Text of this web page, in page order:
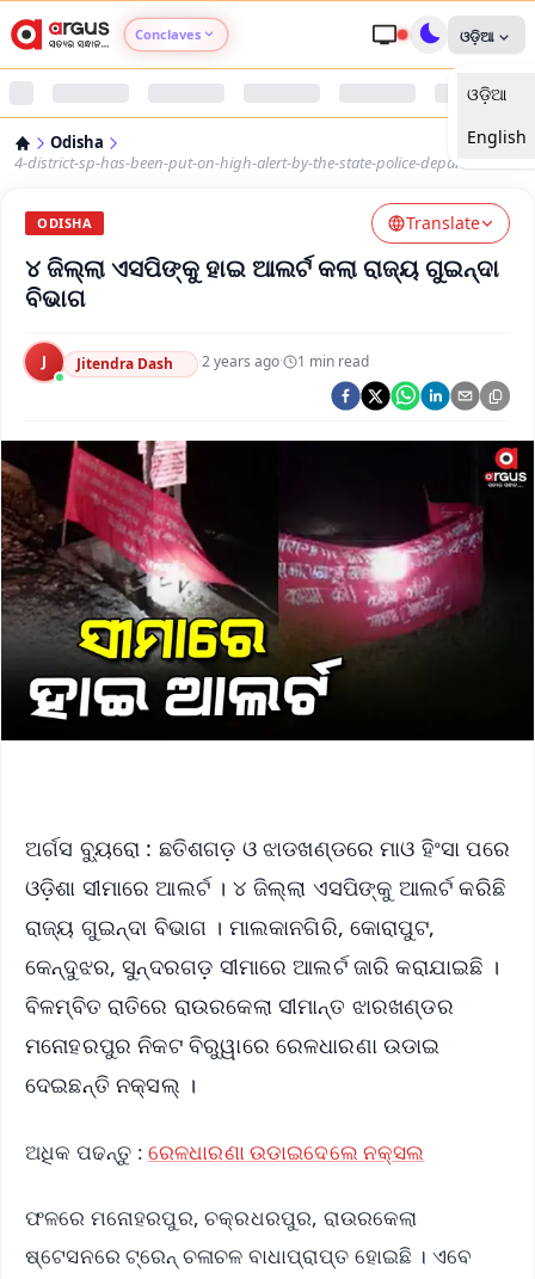
Conclaves
Argus Nari Shakti
Argus Health Connect
Argus Swaad Odisha
Argus Chalo Dekhein Apna Desh
ଓଡ଼ିଆ
ଓଡ଼ିଆ
English
Odisha
4-district-sp-has-been-put-on-high-alert-by-the-state-police-department
ODISHA Translate
୪ ଜିଲ୍ଲା ଏସପିଙ୍କୁ ହାଇ ଆଲର୍ଟ କଲା ରାଜ୍ୟ ଗୁଇନ୍ଦା
ବିଭାଗ
J Jitendra Dash ·2 years ago· 1 min read
ଅର୍ଗସ ବ୍ୟୁରୋ : ଛତିଶଗଡ଼ ଓ ଝାଡଖଣ୍ଡରେ ମାଓ ହିଂସା ପରେ
ଓଡ଼ିଶା ସୀମାରେ ଆଲର୍ଟ । ୪ ଜିଲ୍ଲା ଏସପିଙ୍କୁ ଆଲର୍ଟ କରିଛି
ରାଜ୍ୟ ଗୁଇନ୍ଦା ବିଭାଗ । ମାଲକାନଗିରି, କୋରାପୁଟ,
କେନ୍ଦୁଝର, ସୁନ୍ଦରଗଡ଼ ସୀମାରେ ଆଲର୍ଟ ଜାରି କରାଯାଇଛି ।
ବିଳମ୍ବିତ ରାତିରେ ରାଉରକେଲା ସୀମାନ୍ତ ଝାରଖଣ୍ଡର
ମନୋହରପୁର ନିକଟ ବିରୁୱାରେ ରେଳଧାରଣା ଉଡାଇ
ଦେଇଛନ୍ତି ନକ୍ସଲ୍ ।
ଅଧିକ ପଢନ୍ତୁ : ରେଳଧାରଣା ଉଡାଇଦେଲେ ନକ୍ସଲ
ଫଳରେ ମନୋହରପୁର, ଚକ୍ରଧରପୁର, ରାଉରକେଲା
ଷ୍ଟେସନରେ ଟ୍ରେନ୍ ଚଳାଚଳ ବାଧାପ୍ରାପ୍ତ ହୋଇଛି । ଏବେ